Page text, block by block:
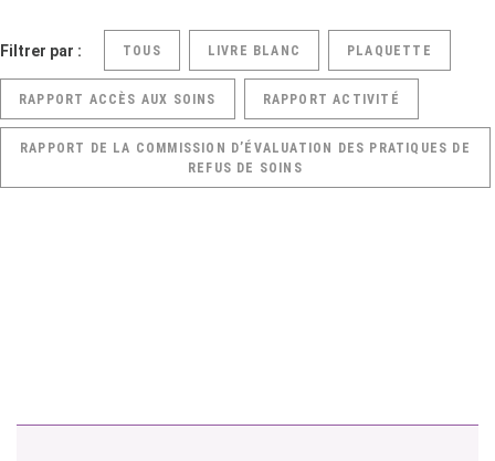
Filtrer par : TOUS LIVRE BLANC PLAQUETTE
RAPPORT ACCÈS AUX SOINS RAPPORT ACTIVITÉ
RAPPORT DE LA COMMISSION D’ÉVALUATION DES PRATIQUES DE
REFUS DE SOINS